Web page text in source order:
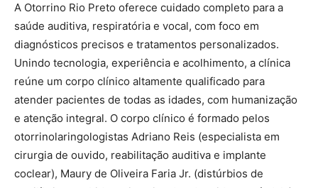
A Otorrino Rio Preto oferece cuidado completo para a
saúde auditiva, respiratória e vocal, com foco em
diagnósticos precisos e tratamentos personalizados.
Unindo tecnologia, experiência e acolhimento, a clínica
reúne um corpo clínico altamente qualificado para
atender pacientes de todas as idades, com humanização
e atenção integral. O corpo clínico é formado pelos
otorrinolaringologistas Adriano Reis (especialista em
cirurgia de ouvido, reabilitação auditiva e implante
coclear), Maury de Oliveira Faria Jr. (distúrbios de